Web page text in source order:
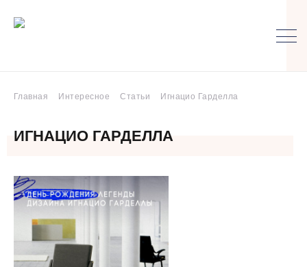
Главная Интересное Статьи Игнацио Гарделла
ИГНАЦИО ГАРДЕЛЛА